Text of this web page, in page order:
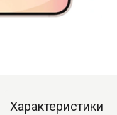
Характеристики